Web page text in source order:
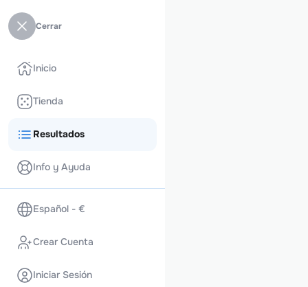
Cerrar
Inicio
Tienda
Resultados
Info y Ayuda
Español - €
Crear Cuenta
Iniciar Sesión